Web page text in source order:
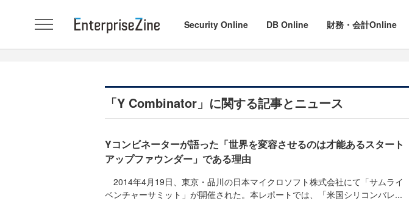
Security Online DB Online 財務・会計Online
「Y Combinator」に関する記事とニュース
Yコンビネーターが語った「世界を変容させるのは才能あるスタート
アップファウンダー」である理由
2014年4月19日、東京・品川の日本マイクロソフト株式会社にて「サムライ
ベンチャーサミット」が開催された。本レポートでは、「米国シリコンバレ...